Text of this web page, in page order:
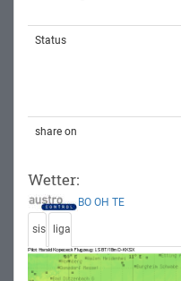
Status
share on
Wetter:
BO OH TE
sis liga